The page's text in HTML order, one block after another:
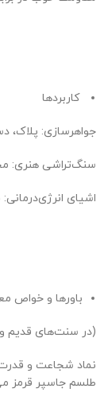
کاربردها
جواهرسازی: پلاک،
سنگ‌تراشی هنری:
اشیای
باورها و خواص
(در سنت‌های قدیم
نماد شجاعت و
طلسم جاسپر قرمز